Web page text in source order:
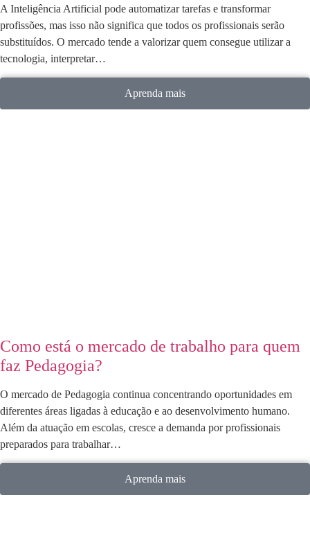
A Inteligência Artificial pode automatizar tarefas e transformar
profissões, mas isso não significa que todos os profissionais serão
substituídos. O mercado tende a valorizar quem consegue utilizar a
tecnologia, interpretar…
Aprenda mais
Como está o mercado de trabalho para quem
faz Pedagogia?
O mercado de Pedagogia continua concentrando oportunidades em
diferentes áreas ligadas à educação e ao desenvolvimento humano.
Além da atuação em escolas, cresce a demanda por profissionais
preparados para trabalhar…
Aprenda mais